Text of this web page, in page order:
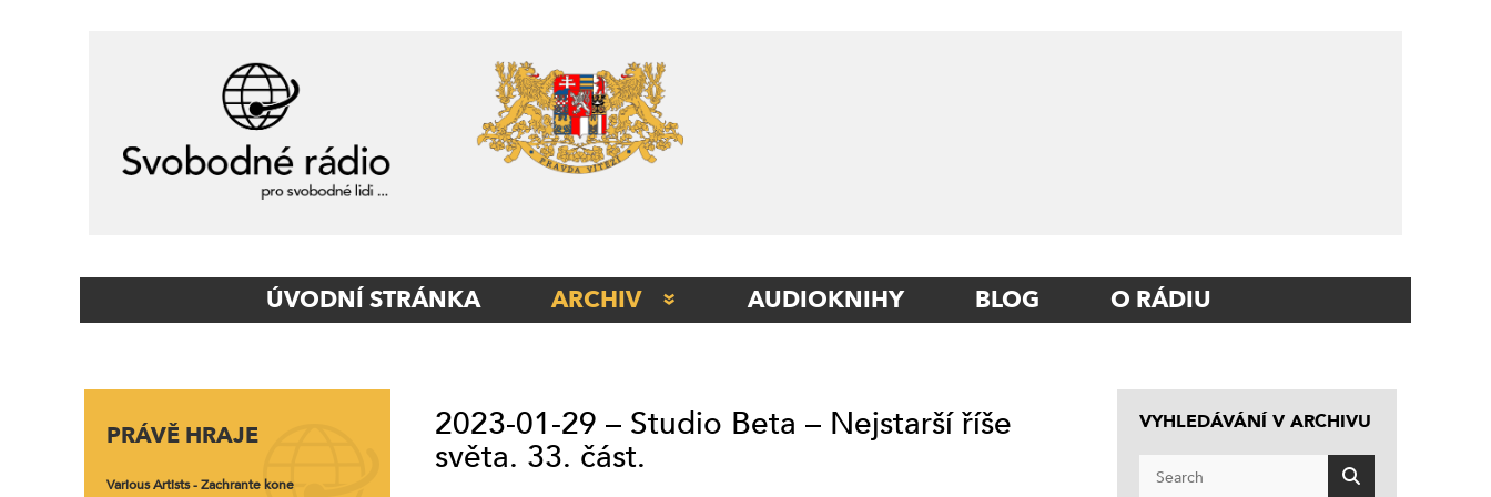
Navigation
ÚVODNÍ STRÁNKA ARCHIV
STUDIO ITÁLIE
AUDIOKNIHY BLOG O RÁDIU
PRÁVĚ HRAJE
Various Artists - Zachrante kone
2023-01-29 – Studio Beta – Nejstarší říše
světa. 33. část.
VYHLEDÁVÁNÍ V ARCHIVU